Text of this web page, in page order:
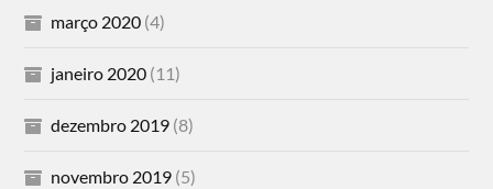
março 2020 (4)
janeiro 2020 (11)
dezembro 2019 (8)
novembro 2019 (5)